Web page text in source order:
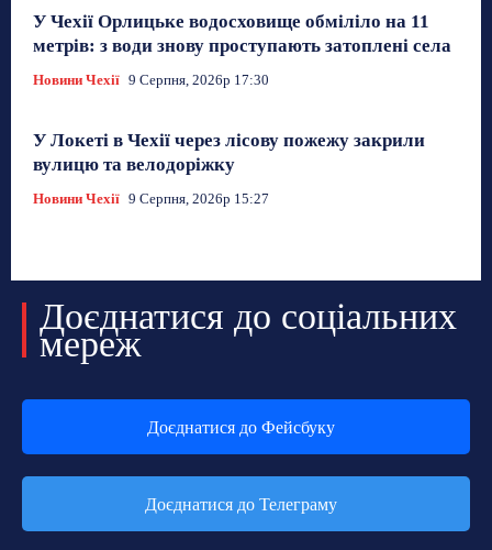
У Чехії Орлицьке водосховище обміліло на 11
метрів: з води знову проступають затоплені села
Новини Чехії 9 Серпня, 2026р 17:30
У Локеті в Чехії через лісову пожежу закрили
вулицю та велодоріжку
Новини Чехії 9 Серпня, 2026р 15:27
Доєднатися до соціальних
мереж
Доєднатися до Фейсбуку
Доєднатися до Телеграму